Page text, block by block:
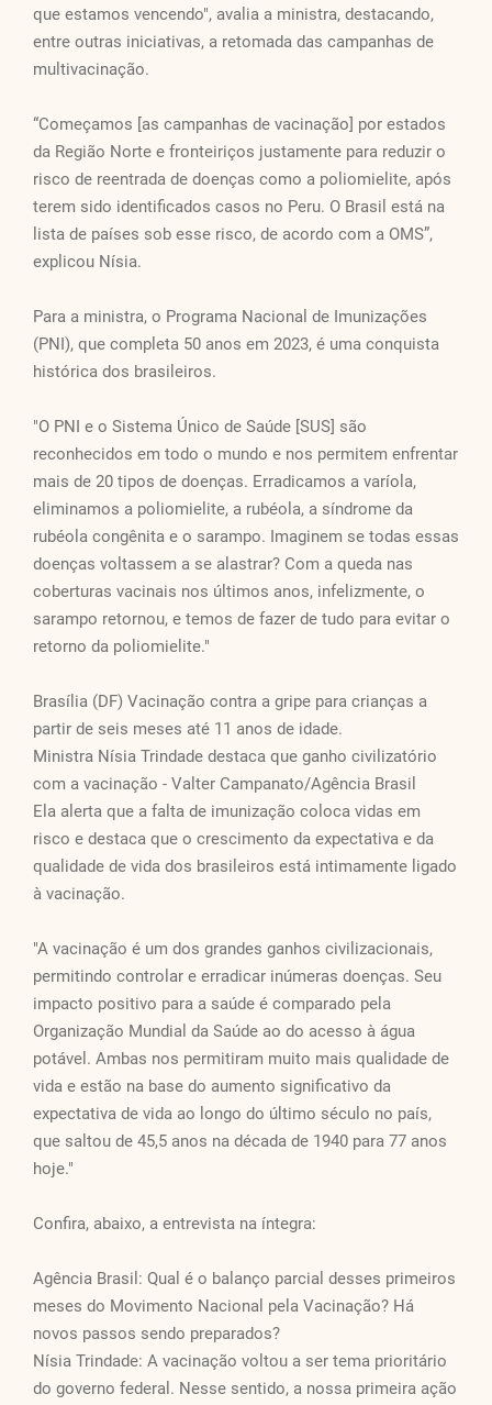
que estamos vencendo", avalia a ministra, destacando,
entre outras iniciativas, a retomada das campanhas de
multivacinação.
“Começamos [as campanhas de vacinação] por estados
da Região Norte e fronteiriços justamente para reduzir o
risco de reentrada de doenças como a poliomielite, após
terem sido identificados casos no Peru. O Brasil está na
lista de países sob esse risco, de acordo com a OMS”,
explicou Nísia.
Para a ministra, o Programa Nacional de Imunizações
(PNI), que completa 50 anos em 2023, é uma conquista
histórica dos brasileiros.
"O PNI e o Sistema Único de Saúde [SUS] são
reconhecidos em todo o mundo e nos permitem enfrentar
mais de 20 tipos de doenças. Erradicamos a varíola,
eliminamos a poliomielite, a rubéola, a síndrome da
rubéola congênita e o sarampo. Imaginem se todas essas
doenças voltassem a se alastrar? Com a queda nas
coberturas vacinais nos últimos anos, infelizmente, o
sarampo retornou, e temos de fazer de tudo para evitar o
retorno da poliomielite."
Brasília (DF) Vacinação contra a gripe para crianças a
partir de seis meses até 11 anos de idade.
Ministra Nísia Trindade destaca que ganho civilizatório
com a vacinação - Valter Campanato/Agência Brasil
Ela alerta que a falta de imunização coloca vidas em
risco e destaca que o crescimento da expectativa e da
qualidade de vida dos brasileiros está intimamente ligado
à vacinação.
"A vacinação é um dos grandes ganhos civilizacionais,
permitindo controlar e erradicar inúmeras doenças. Seu
impacto positivo para a saúde é comparado pela
Organização Mundial da Saúde ao do acesso à água
potável. Ambas nos permitiram muito mais qualidade de
vida e estão na base do aumento significativo da
expectativa de vida ao longo do último século no país,
que saltou de 45,5 anos na década de 1940 para 77 anos
hoje."
Confira, abaixo, a entrevista na íntegra:
Agência Brasil: Qual é o balanço parcial desses primeiros
meses do Movimento Nacional pela Vacinação? Há
novos passos sendo preparados?
Nísia Trindade: A vacinação voltou a ser tema prioritário
do governo federal. Nesse sentido, a nossa primeira ação